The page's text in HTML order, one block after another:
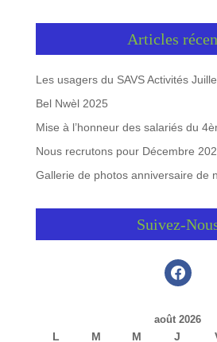
Articles
Les usagers du SAVS Activités
Bel Nwèl 2025
Mise à l’honneur des salariés du
Nous recrutons pour Décembre
Gallerie de photos anniversaire de
Suivez-
facebook
août 2026
L M M J